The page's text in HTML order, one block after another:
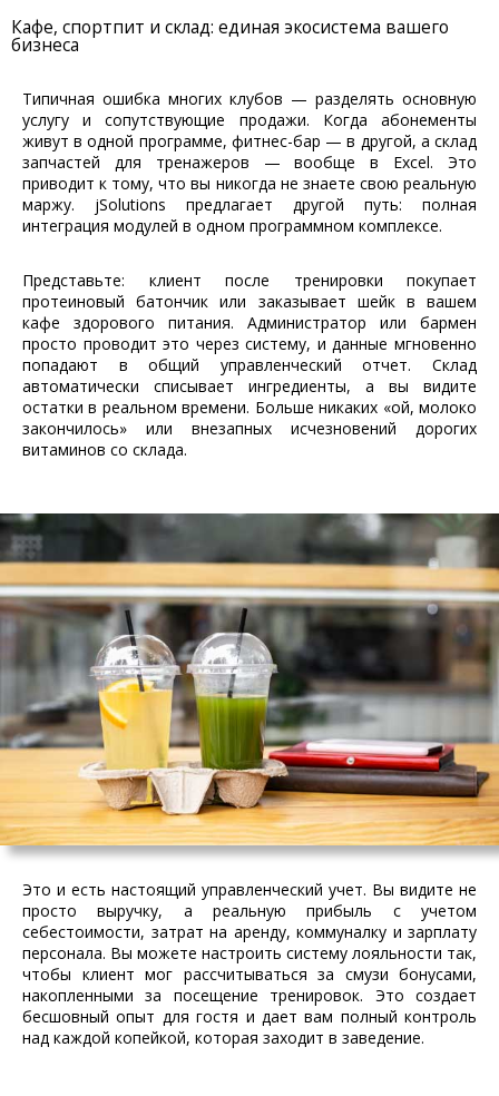
Кафе, спортпит и склад: единая экосистема вашего
бизнеса
Типичная ошибка многих клубов — разделять основную
услугу и сопутствующие продажи. Когда абонементы
живут в одной программе, фитнес-бар — в другой, а склад
запчастей для тренажеров — вообще в Excel. Это
приводит к тому, что вы никогда не знаете свою реальную
маржу. jSolutions предлагает другой путь: полная
интеграция модулей в одном программном комплексе.
Представьте: клиент после тренировки покупает
протеиновый батончик или заказывает шейк в вашем
кафе здорового питания. Администратор или бармен
просто проводит это через систему, и данные мгновенно
попадают в общий управленческий отчет. Склад
автоматически списывает ингредиенты, а вы видите
остатки в реальном времени. Больше никаких «ой, молоко
закончилось» или внезапных исчезновений дорогих
витаминов со склада.
Это и есть настоящий управленческий учет. Вы видите не
просто выручку, а реальную прибыль с учетом
себестоимости, затрат на аренду, коммуналку и зарплату
персонала. Вы можете настроить систему лояльности так,
чтобы клиент мог рассчитываться за смузи бонусами,
накопленными за посещение тренировок. Это создает
бесшовный опыт для гостя и дает вам полный контроль
над каждой копейкой, которая заходит в заведение.